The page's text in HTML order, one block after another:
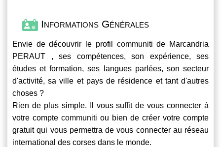
Informations Générales
Envie de découvrir le profil communiti de Marcandria
PERAUT , ses compétences, son expérience, ses
études et formation, ses langues parlées, son secteur
d'activité, sa ville et pays de résidence et tant d'autres
choses ?
Rien de plus simple. Il vous suffit de vous connecter à
votre compte communiti ou bien de créer votre compte
gratuit qui vous permettra de vous connecter au réseau
international des corses dans le monde.